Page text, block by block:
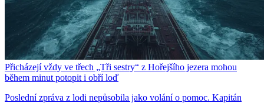
Přicházejí vždy ve třech „Tři sestry“ z Hořejšího jezera mohou
během minut potopit i obří loď
Poslední zpráva z lodi nepůsobila jako volání o pomoc. Kapitán